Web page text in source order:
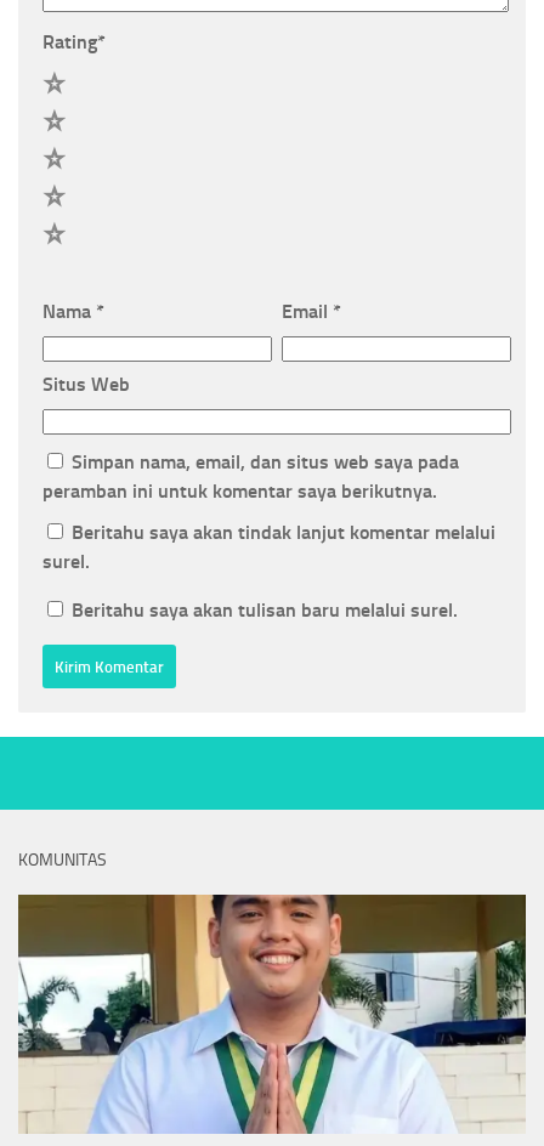
Rating*
Nama * Email *
Situs Web
Simpan nama, email, dan situs web saya pada
peramban ini untuk komentar saya berikutnya.
Beritahu saya akan tindak lanjut komentar melalui
surel.
Beritahu saya akan tulisan baru melalui surel.
KOMUNITAS